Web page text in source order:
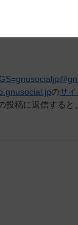
のサ
稿に返信すると